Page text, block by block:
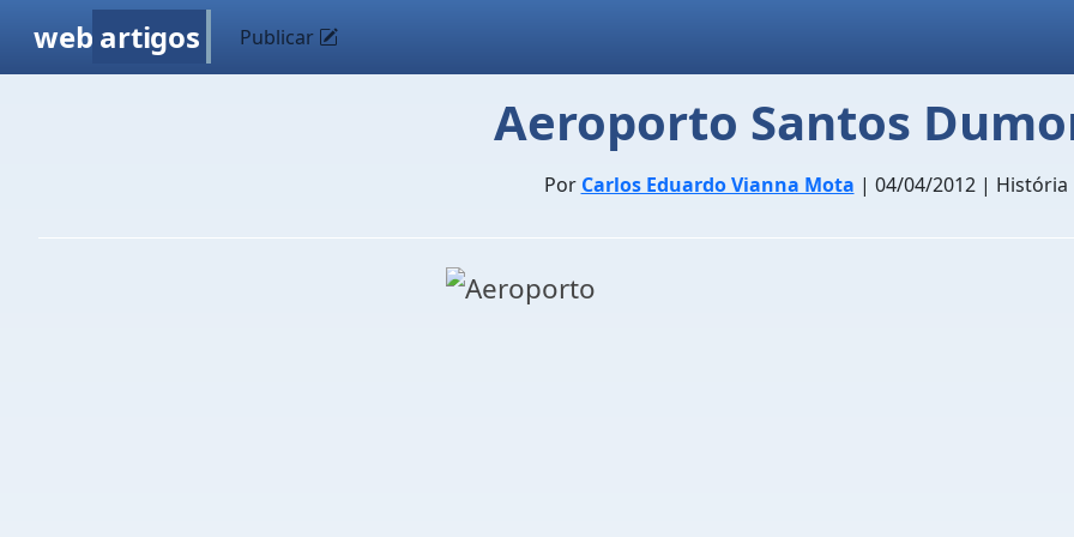
web artigos Publicar
Aeroporto Santos
Por Carlos Eduardo Vianna Mota | 04/04/2012 | História